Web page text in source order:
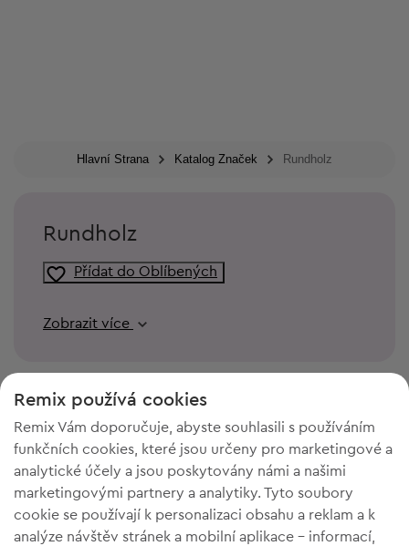
Hlavní Strana Katalog Značek Rundholz
Rundholz
Přídat do Oblíbených
Zobrazit více
Remix používá cookies
Remix Vám doporučuje, abyste souhlasili s používáním
funkčních cookies, které jsou určeny pro marketingové a
analytické účely a jsou poskytovány námi a našimi
marketingovými partnery a analytiky. Tyto soubory
cookie se používají k personalizaci obsahu a reklam a k
analýze návštěv stránek a mobilní aplikace - informací,